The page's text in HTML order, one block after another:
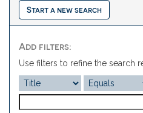
Start a new search
Add filters:
Use filters to refine the search